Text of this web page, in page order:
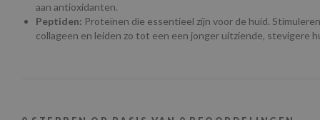
aan antioxidanten.
Peptiden: Proteïnen die essentieel zijn voor de huid.
collageen en leiden zo tot een een jonger uitziende, stevigere